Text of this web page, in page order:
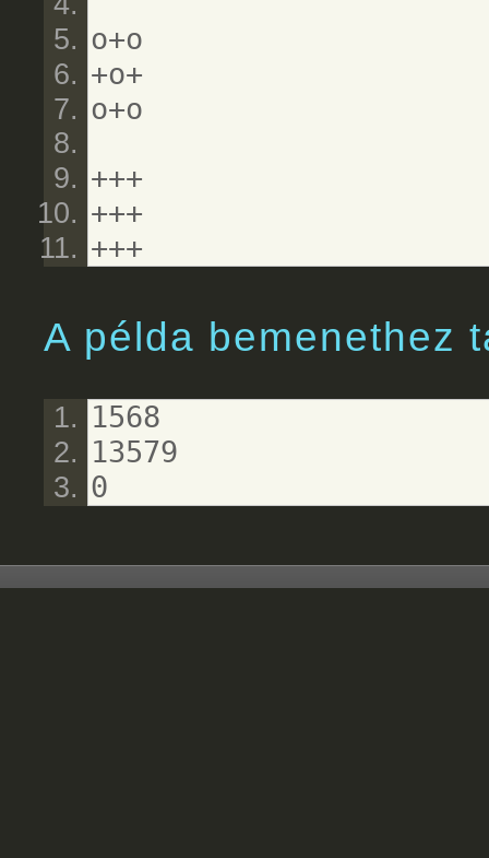
o+o
+o+
o+o
+++
+++
+++
A példa bemenethez
1568
13579
0